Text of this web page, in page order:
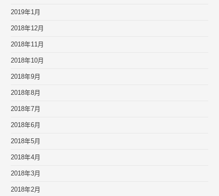
2019年1月
2018年12月
2018年11月
2018年10月
2018年9月
2018年8月
2018年7月
2018年6月
2018年5月
2018年4月
2018年3月
2018年2月